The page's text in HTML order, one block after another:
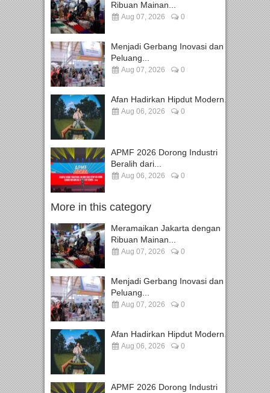
Ribuan Mainan...
Aug 07, 2026 0
Menjadi Gerbang Inovasi dan
Peluang...
Aug 07, 2026 0
Afan Hadirkan Hipdut Modern...
Aug 06, 2026 0
APMF 2026 Dorong Industri
Beralih dari...
Aug 06, 2026 0
More in this category
Meramaikan Jakarta dengan
Ribuan Mainan...
Aug 07, 2026 0
Menjadi Gerbang Inovasi dan
Peluang...
Aug 07, 2026 0
Afan Hadirkan Hipdut Modern...
Aug 06, 2026 0
APMF 2026 Dorong Industri